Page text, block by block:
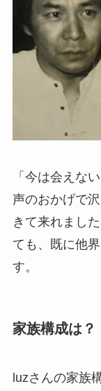
「今は会えな
声のおかげで
きて来れまし
ても、既に他
す。
家族構成は？
luzさんの家族